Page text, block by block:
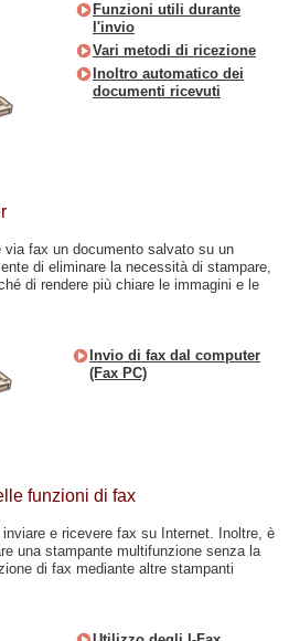
Funzioni utili durante
l'invio
Vari metodi di ricezione
Inoltro automatico dei
documenti ricevuti
via fax un documento salvato su un
di eliminare la necessità di stampare,
di rendere più chiare le immagini e le
Invio di fax dal computer
(Fax PC)
funzioni di fax
e ricevere fax su Internet. Inoltre, è
una stampante multifunzione senza la
di fax mediante altre stampanti